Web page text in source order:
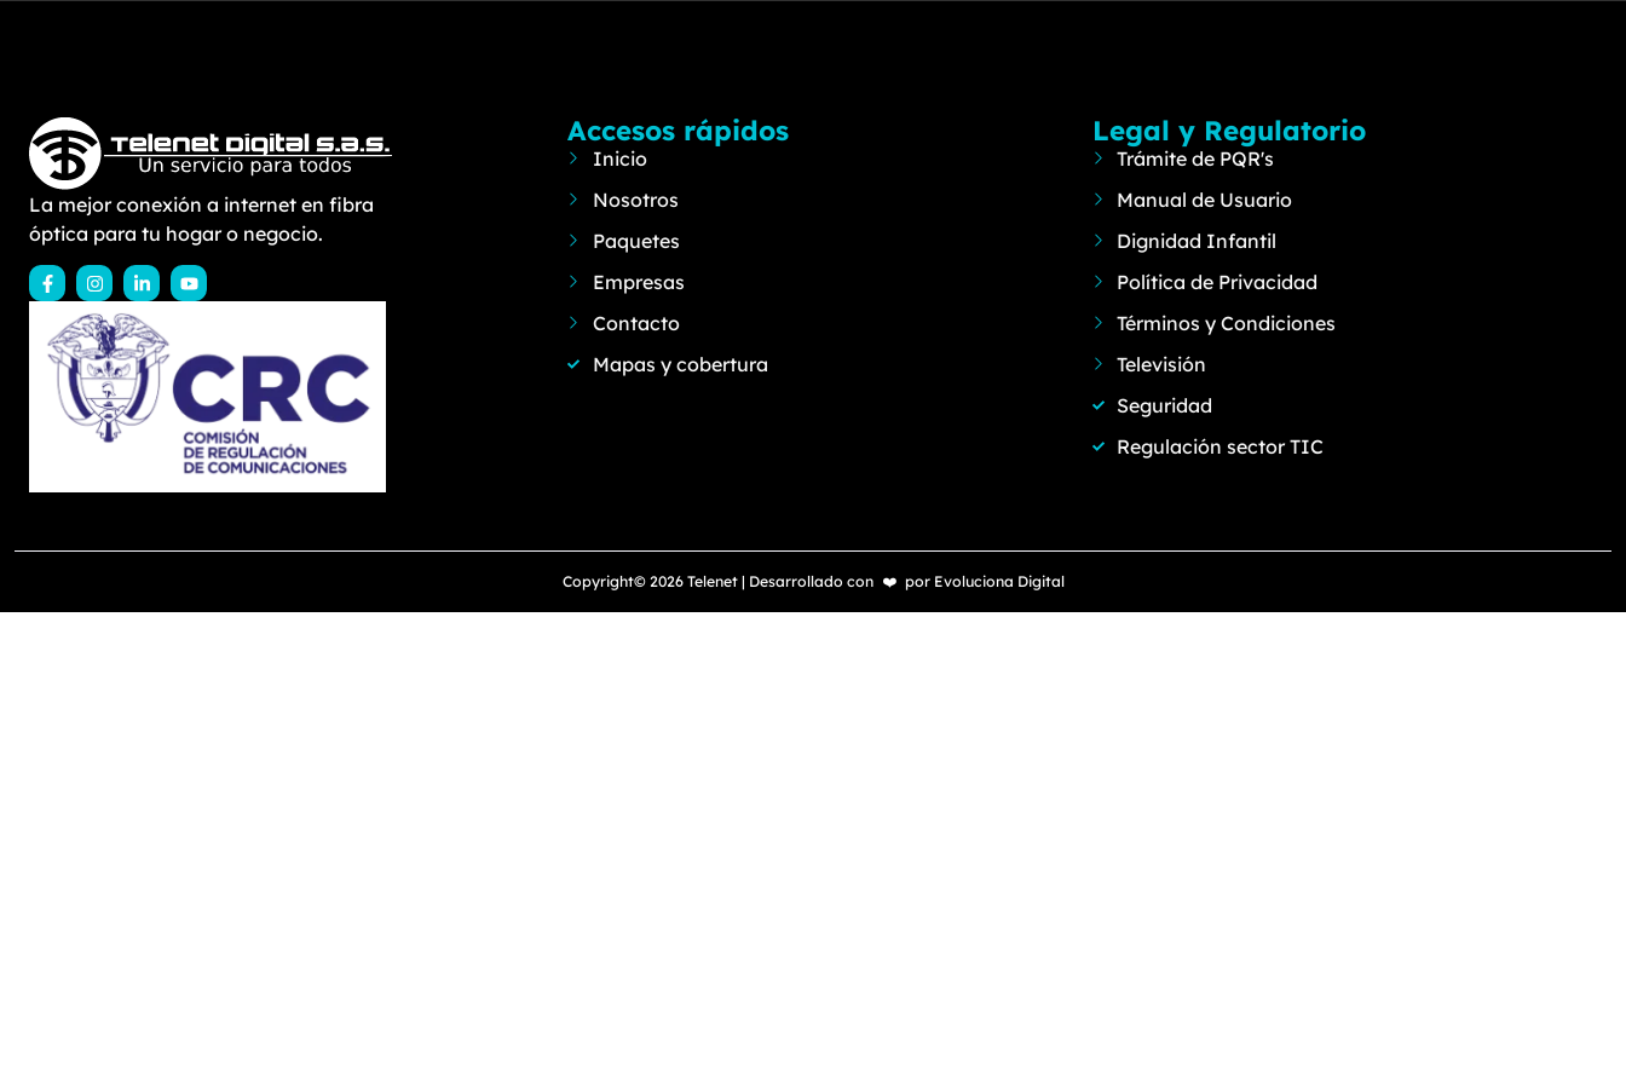
La mejor conexión a internet en fibra
óptica para tu hogar o negocio.
Accesos rápidos
Inicio
Nosotros
Paquetes
Empresas
Contacto
Mapas y cobertura
Legal y Regulatorio
Trámite de PQR's
Manual de Usuario
Dignidad Infantil
Política de Privacidad
Términos y Condiciones
Televisión
Seguridad
Regulación sector TIC
Copyright© 2026 Telenet | Desarrollado con ❤️ por Evoluciona Digital